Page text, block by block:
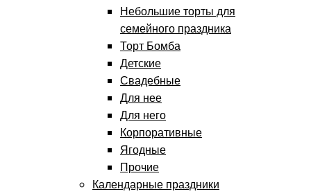
Небольшие торты для
семейного праздника
Торт Бомба
Детские
Свадебные
Для нее
Для него
Корпоративные
Ягодные
Прочие
Календарные праздники